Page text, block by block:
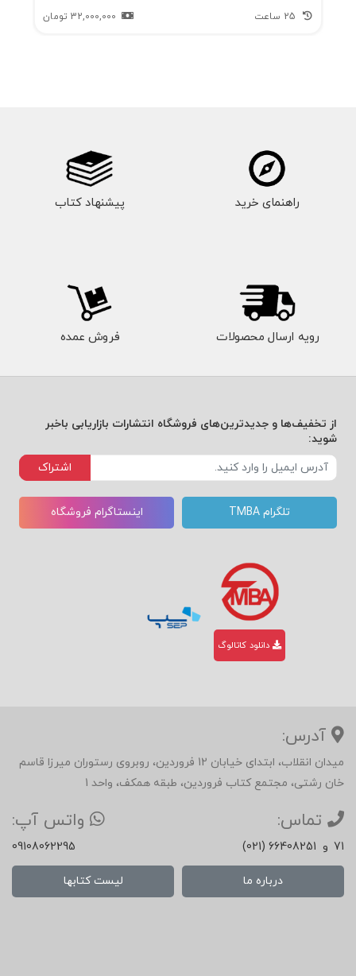
32,000,000 تومان
راهنمای خرید پیشنهاد کتاب
رویه ارسال محصولات فروش عمده
از تخفیف‌ها و جدیدترین‌های فروشگاه انتشارات بازاریابی باخبر
شوید:
اشتراک
تلگرام TMBA اینستاگرام فروشگاه
دانلود کاتالوگ
آدرس:
میدان انقلاب، ابتدای خیابان 12 فروردین، روبروی رستوران میرزا قاسم
خان رشتی، مجتمع کتاب فروردین، طبقه همکف، واحد 1
تماس:
(021) 66408251 و 71
واتس آپ:
09108062295
درباره ما لیست کتابها